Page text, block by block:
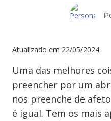
Atualizado em 22/05/2024
Uma das melhores
preencher por um
nos preenche de
é igual. Tem os mais